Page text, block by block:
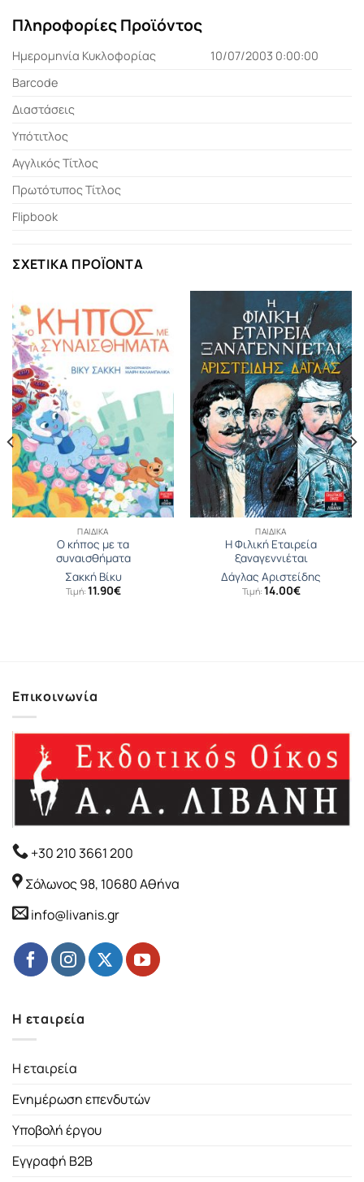
Πληροφορίες Προϊόντος
Ημερομηνία Κυκλοφορίας
10/07/2003 0:00:00
Barcode
Διαστάσεις
Υπότιτλος
Αγγλικός Τίτλος
Πρωτότυπος Τίτλος
Flipbook
ΣΧΕΤΙΚΆ ΠΡΟΪΌΝΤΑ
ΠΑΙΔΙΚΆ
Ο κήπος με τα
συναισθήματα
Σακκή Βίκυ
Τιμή: 11.90€
ΠΑΙΔΙΚΆ
Η Φιλική Εταιρεία
ξαναγεννιέται
Δάγλας Αριστείδης
Τιμή: 14.00€
Επικοινωνία
+30 210 3661 200
Σόλωνος 98, 10680 Αθήνα
info@livanis.gr
Η εταιρεία
Η εταιρεία
Ενημέρωση επενδυτών
Υποβολή έργου
Εγγραφή B2B